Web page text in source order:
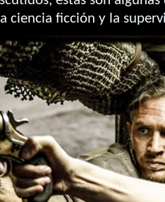
ciencia ficción y la